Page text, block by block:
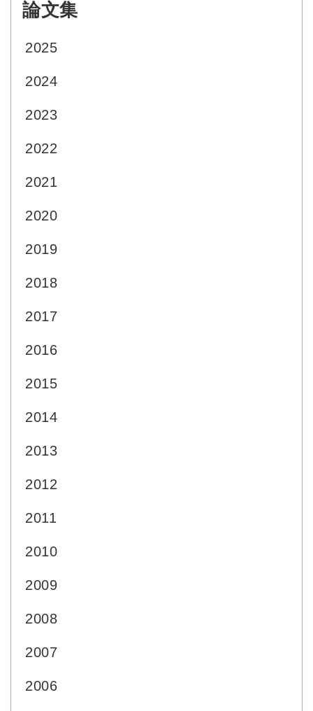
論文集
2025
2024
2023
2022
2021
2020
2019
2018
2017
2016
2015
2014
2013
2012
2011
2010
2009
2008
2007
2006